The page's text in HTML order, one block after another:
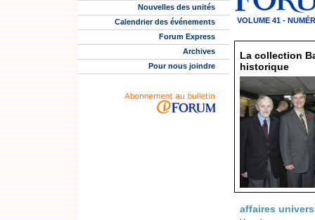
Nouvelles des unités
Calendrier des événements
Forum Express
Archives
Pour nous joindre
VOLUME 41 -
La collection
historique
affaires